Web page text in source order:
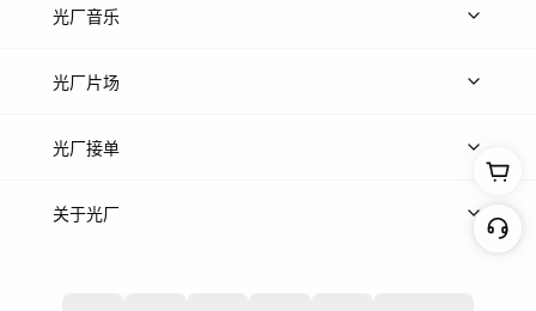
上传图片
光厂音乐
热门音乐
光厂片场
上传案例
光厂接单
上架服务
关于光厂